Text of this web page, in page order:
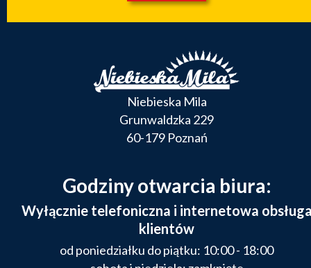
Niebieska Mila
Grunwaldzka 229
60-179 Poznań
Godziny otwarcia biura:
Wyłącznie telefoniczna i internetowa
klientów
od poniedziałku do piątku: 10:00 - 18:00